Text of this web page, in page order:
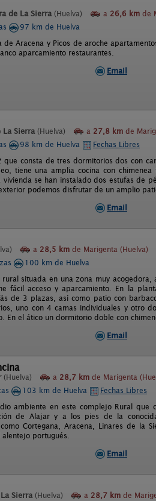
de La Sierra (Huelva) a 26,6 km de
97 km de Huelva
Aracena y Picos de aroche
aparcamiento restaurantes.
Email
La Sierra (Huelva) a 27,8 km de
98 km de Huelva
Fechas Libres
que consta de tres dormitorios dos con
tiene una amplia cocina con
se han instalado dos estufas de
podemos disfrutar de un amplio
Email
a 28,5 km de Marigenta (Huelva)
100 km de Huelva
rural situada en una zona muy
fácil acceso y aparcamiento. En la
de 3 plazas, así como patio con
uno con 4 camas individuales y otro
En el ático un dormitorio doble con
Email
(Huelva) a 28,7 km de Marigenta
103 km de Huelva
Fechas Libres
ambiente en este complejo Rural que
de Alajar y a los pies de la
Cortegana, Aracena, Linares de la
portugués.
Email
Sierra (Huelva) a 28,7 km de